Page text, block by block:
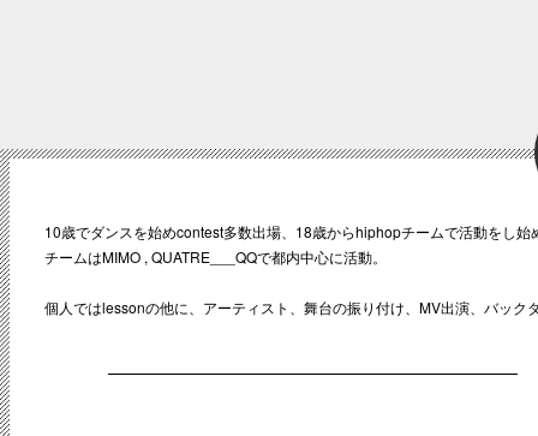
10歳でダンスを始めcontest多数出場、18歳からhiphopチームで活動をし始
チームはMIMO , QUATRE___QQで都内中心に活動。
個人ではlessonの他に、アーティスト、舞台の振り付け、MV出演、バック